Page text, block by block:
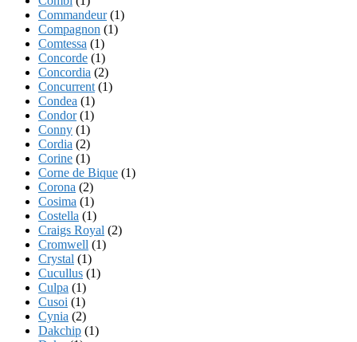
Commandeur(1)
Compagnon (1)
Comtessa (1)
Concorde (1)
Concordia (2)
Concurrent (1)
Condea (1)
Condor(1)
Conny (1)
Cordia (2)
Corine (1)
Corne de Bique (1)
Corona (2)
Cosima (1)
Costella (1)
Craigs Royal (2)
Cromwell (1)
Crystal (1)
Cucullus (1)
Culpa (1)
Cusoi (1)
Cynia (2)
Dakchip (1)